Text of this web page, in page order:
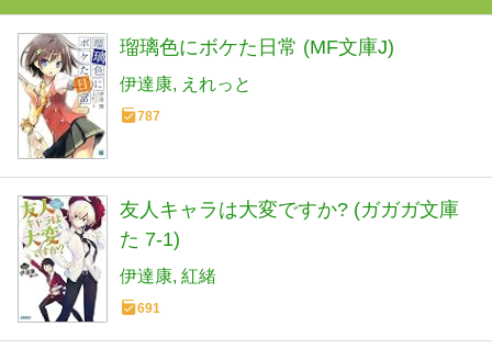
瑠璃色にボケた日常 (MF文庫J)
伊達康 えれっと
787
友人キャラは大変ですか? (ガガガ文庫
た 7-1)
伊達康 紅緒
691